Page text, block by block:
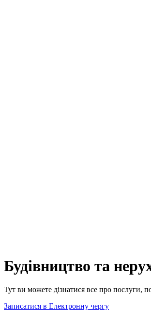
Будівництво та
Тут ви можете дізнатися все про послуги,
Записатися в Електронну чергу